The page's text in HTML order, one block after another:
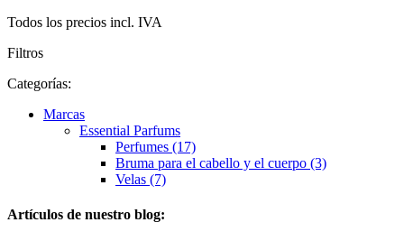
Todos los precios incl. IVA
Filtros
Categorías:
Marcas
Essential Parfums
Perfumes (17)
Bruma para el cabello y el cuerpo (3)
Velas (7)
Artículos de nuestro blog: